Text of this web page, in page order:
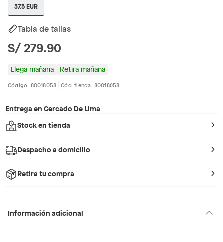
37.5 EUR
Tabla de tallas
S/ 279.90
Llega mañana Retira mañana
Código: 80018058 Cód. tienda: 80018058
Entrega en Cercado De Lima
Stock en tienda
Despacho a domicilio
Retira tu compra
Información adicional